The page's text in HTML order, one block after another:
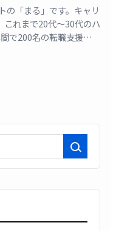
の「まる」です。キャリ
これまで20代〜30代のハ
で200名の転職支援を行
得して [&hellip;]